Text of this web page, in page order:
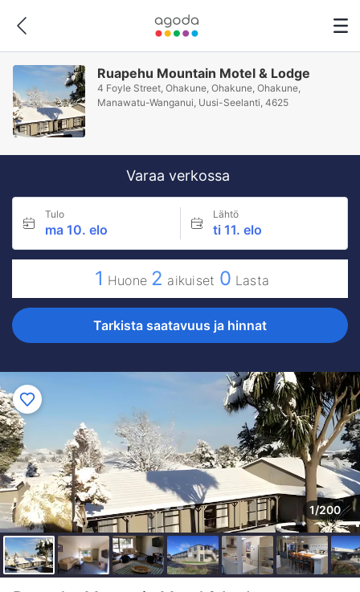
Ruapehu Mountain Motel & Lodge
4 Foyle Street, Ohakune, Ohakune, Ohakune,
Manawatu-Wanganui, Uusi-Seelanti, 4625
Varaa verkossa
Tulo
ma 10. elo
Lähtö
ti 11. elo
1 Huone 2 aikuiset 0 Lasta
Tarkista saatavuus ja hinnat
1/200